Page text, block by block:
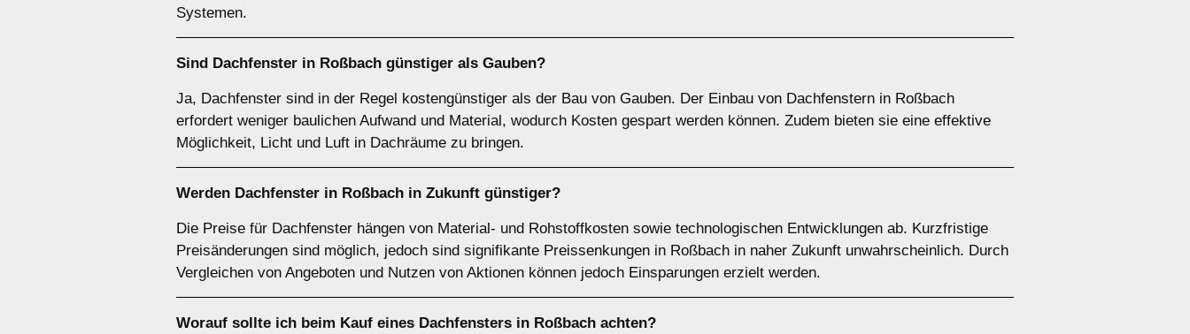
Systemen.
Sind Dachfenster in Roßbach günstiger als Gauben?
Ja, Dachfenster sind in der Regel kostengünstiger als der Bau von Gauben. Der Einbau von Dachfenstern in Roßbach
erfordert weniger baulichen Aufwand und Material, wodurch Kosten gespart werden können. Zudem bieten sie eine effektive
Möglichkeit, Licht und Luft in Dachräume zu bringen.
Werden Dachfenster in Roßbach in Zukunft günstiger?
Die Preise für Dachfenster hängen von Material- und Rohstoffkosten sowie technologischen Entwicklungen ab. Kurzfristige
Preisänderungen sind möglich, jedoch sind signifikante Preissenkungen in Roßbach in naher Zukunft unwahrscheinlich. Durch
Vergleichen von Angeboten und Nutzen von Aktionen können jedoch Einsparungen erzielt werden.
Worauf sollte ich beim Kauf eines Dachfensters in Roßbach achten?